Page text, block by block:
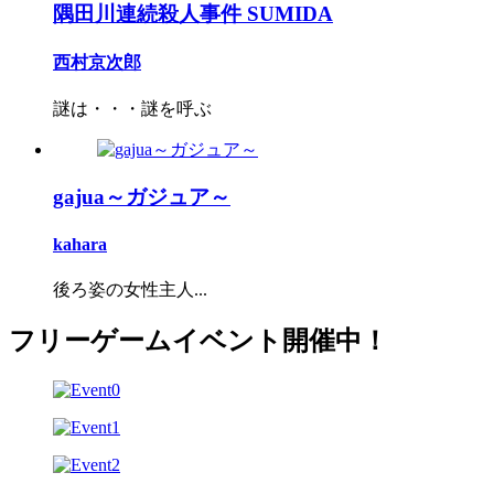
隅田川連続殺人事件 SUMIDA
西村京次郎
謎は・・・謎を呼ぶ
gajua～ガジュア～
kahara
後ろ姿の女性主人...
フリーゲームイベント開催中！